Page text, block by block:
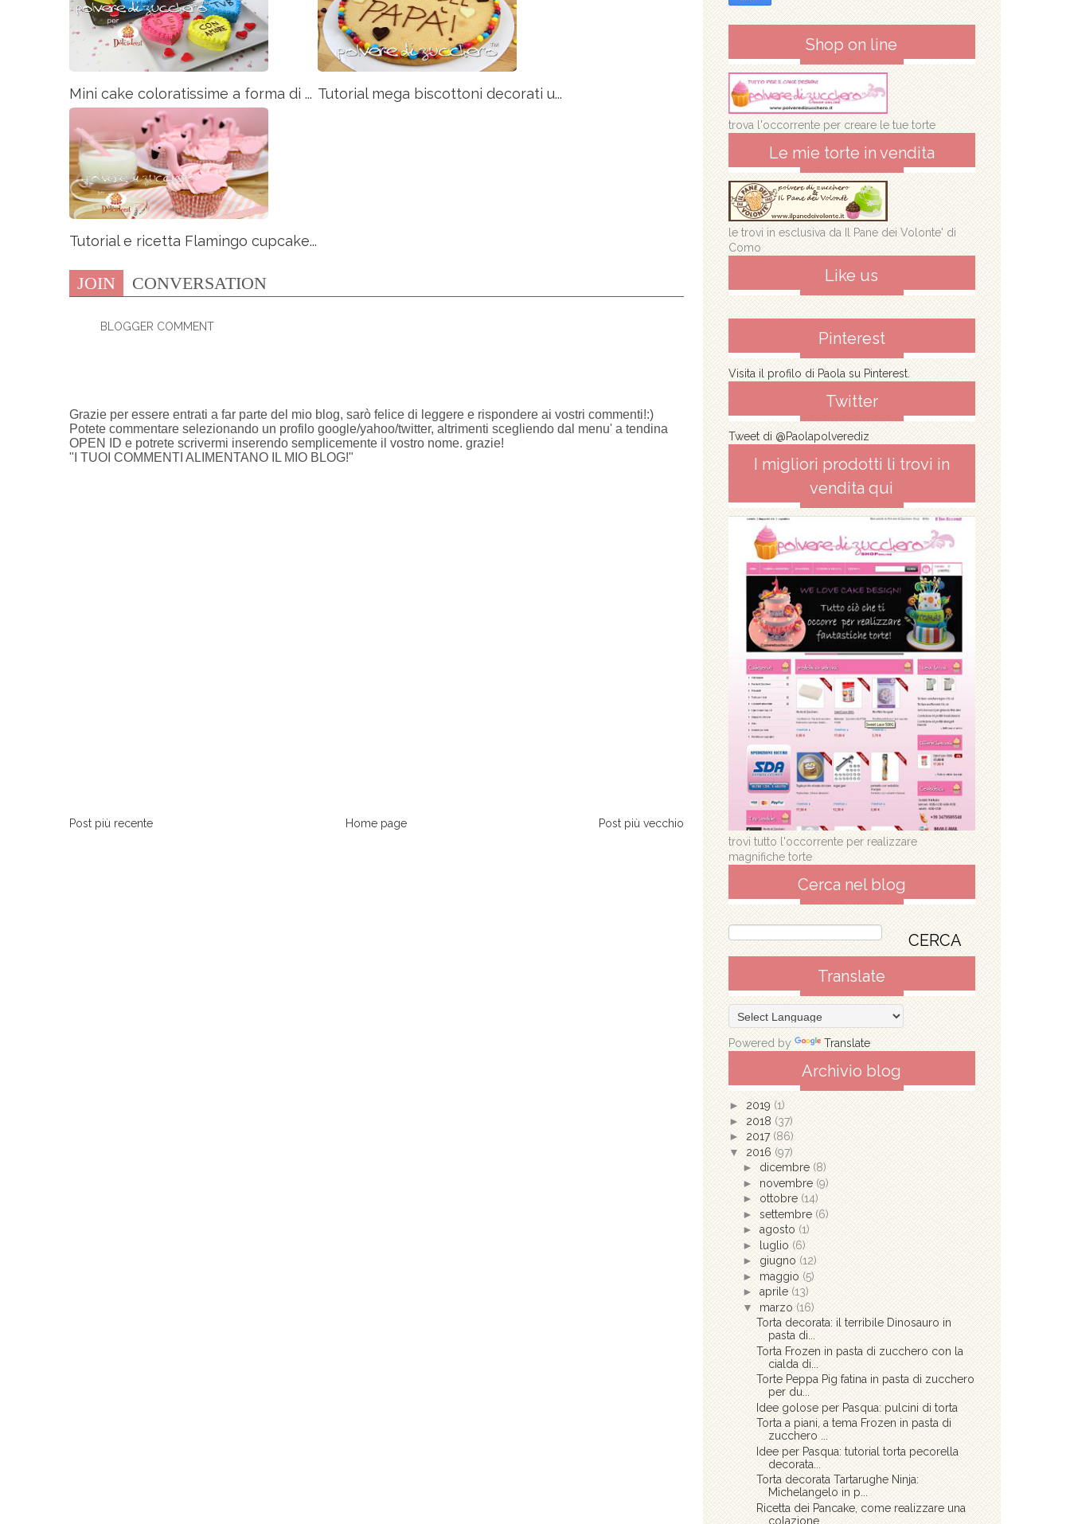
Mini cake coloratissime a forma di ... Tutorial mega biscottoni decorati u...
Tutorial e ricetta Flamingo cupcake...
JOIN CONVERSATION
BLOGGER COMMENT
Grazie per essere entrati a far parte del mio blog, sarò felice di leggere e rispondere ai vostri commenti!:)
Potete commentare selezionando un profilo google/yahoo/twitter, altrimenti scegliendo dal menu' a tendina
OPEN ID e potrete scrivermi inserendo semplicemente il vostro nome. grazie!
"I TUOI COMMENTI ALIMENTANO IL MIO BLOG!"
Post più recente Post più vecchio
Home page
Shop on line
trova l'occorrente per creare le tue torte
Le mie torte in vendita
le trovi in esclusiva da Il Pane dei Volonte' di
Como
Like us
Pinterest
Visita il profilo di Paola su Pinterest.
Twitter
Tweet di @Paolapolverediz
I migliori prodotti li trovi in
vendita qui
trovi tutto l'occorrente per realizzare
magnifiche torte
Cerca nel blog
Translate
Powered by Translate
Archivio blog
► 2019 (1)
► 2018 (37)
► 2017 (86)
▼ 2016 (97)
► dicembre (8)
► novembre (9)
► ottobre (14)
► settembre (6)
► agosto (1)
► luglio (6)
► giugno (12)
► maggio (5)
► aprile (13)
▼ marzo (16)
Torta decorata: il terribile Dinosauro in
pasta di...
Torta Frozen in pasta di zucchero con la
cialda di...
Torte Peppa Pig fatina in pasta di zucchero
per du...
Idee golose per Pasqua: pulcini di torta
Torta a piani, a tema Frozen in pasta di
zucchero ...
Idee per Pasqua: tutorial torta pecorella
decorata...
Torta decorata Tartarughe Ninja:
Michelangelo in p...
Ricetta dei Pancake, come realizzare una
colazione...